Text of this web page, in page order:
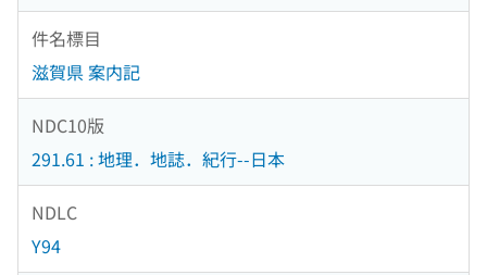
件名標目
滋賀県 案内記
NDC10版
291.61 : 地理．地誌．紀行--日本
NDLC
Y94